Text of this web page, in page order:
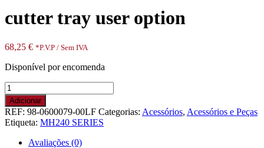
cutter tray user option
68,25 € *P.V.P / Sem IVA
Disponível por encomenda
Quantidade
de
cutter
tray
user
option
Adicionar
REF: 98-0600079-00LF Categorias: Acessórios, Acessórios e Peças
Etiqueta: MH240 SERIES
Avaliações (0)